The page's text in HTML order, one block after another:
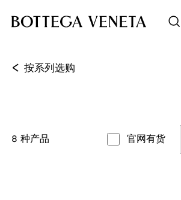
< 按系列选购
8 种产品 官网有货